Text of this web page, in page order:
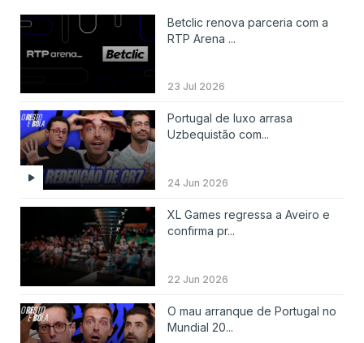
Betclic renova parceria com a
RTP Arena ...
23 Jul 2026
Portugal de luxo arrasa
Uzbequistão com...
24 Jun 2026
XL Games regressa a Aveiro e
confirma pr...
22 Jun 2026
O mau arranque de Portugal no
Mundial 20...